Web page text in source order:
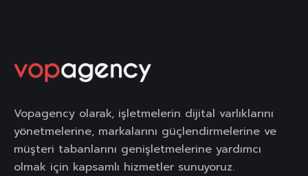
Vopagency olarak, işletmelerin dijital varlıklarını
yönetmelerine, markalarını güçlendirmelerine ve
müşteri tabanlarını genişletmelerine yardımcı
olmak için kapsamlı hizmetler sunuyoruz.